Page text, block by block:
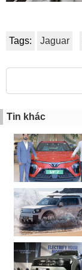
Tags: Jaguar
Tin khác